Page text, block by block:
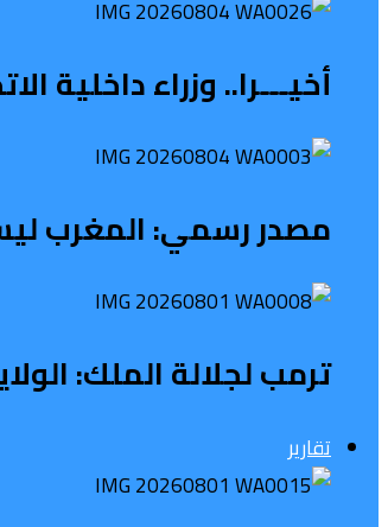
أخيـــرا.. وزراء داخلية
مصدر رسمي: المغرب ليس
ترمب لجلالة الملك:
تقارير